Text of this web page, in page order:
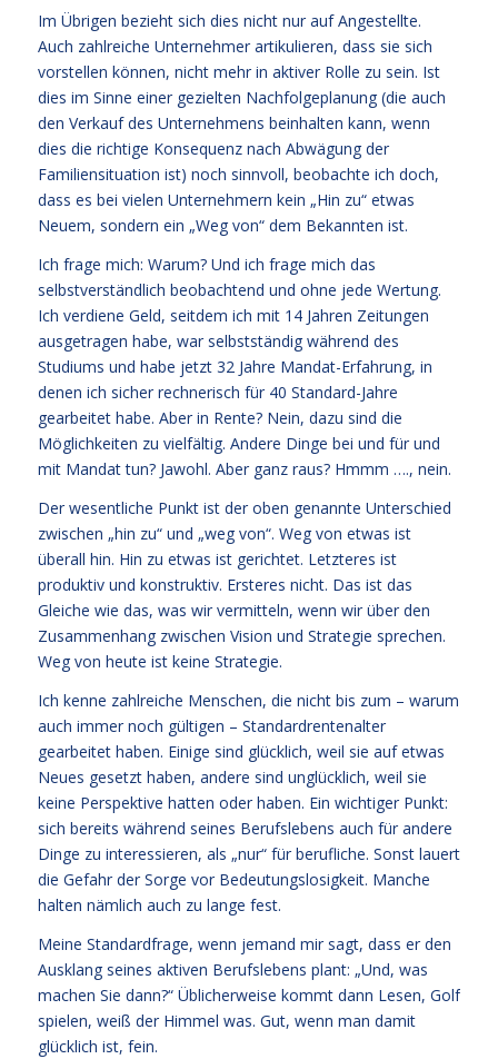
Im Übrigen bezieht sich dies nicht nur auf Angestellte.
Auch zahlreiche Unternehmer artikulieren, dass sie sich
vorstellen können, nicht mehr in aktiver Rolle zu sein. Ist
dies im Sinne einer gezielten Nachfolgeplanung (die auch
den Verkauf des Unternehmens beinhalten kann, wenn
dies die richtige Konsequenz nach Abwägung der
Familiensituation ist) noch sinnvoll, beobachte ich doch,
dass es bei vielen Unternehmern kein „Hin zu“ etwas
Neuem, sondern ein „Weg von“ dem Bekannten ist.
Ich frage mich: Warum? Und ich frage mich das
selbstverständlich beobachtend und ohne jede Wertung.
Ich verdiene Geld, seitdem ich mit 14 Jahren Zeitungen
ausgetragen habe, war selbstständig während des
Studiums und habe jetzt 32 Jahre Mandat-Erfahrung, in
denen ich sicher rechnerisch für 40 Standard-Jahre
gearbeitet habe. Aber in Rente? Nein, dazu sind die
Möglichkeiten zu vielfältig. Andere Dinge bei und für und
mit Mandat tun? Jawohl. Aber ganz raus? Hmmm …., nein.
Der wesentliche Punkt ist der oben genannte Unterschied
zwischen „hin zu“ und „weg von“. Weg von etwas ist
überall hin. Hin zu etwas ist gerichtet. Letzteres ist
produktiv und konstruktiv. Ersteres nicht. Das ist das
Gleiche wie das, was wir vermitteln, wenn wir über den
Zusammenhang zwischen Vision und Strategie sprechen.
Weg von heute ist keine Strategie.
Ich kenne zahlreiche Menschen, die nicht bis zum – warum
auch immer noch gültigen – Standardrentenalter
gearbeitet haben. Einige sind glücklich, weil sie auf etwas
Neues gesetzt haben, andere sind unglücklich, weil sie
keine Perspektive hatten oder haben. Ein wichtiger Punkt:
sich bereits während seines Berufslebens auch für andere
Dinge zu interessieren, als „nur“ für berufliche. Sonst lauert
die Gefahr der Sorge vor Bedeutungslosigkeit. Manche
halten nämlich auch zu lange fest.
Meine Standardfrage, wenn jemand mir sagt, dass er den
Ausklang seines aktiven Berufslebens plant: „Und, was
machen Sie dann?“ Üblicherweise kommt dann Lesen, Golf
spielen, weiß der Himmel was. Gut, wenn man damit
glücklich ist, fein.